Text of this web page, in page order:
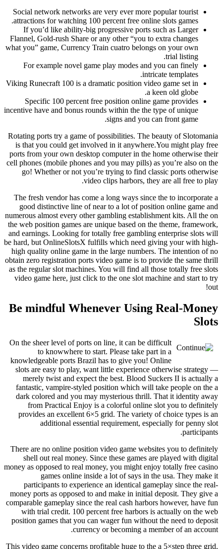
Social network networks are very ever more popular tourist
attractions for watching 100 percent free online slots games.
If you’d like ability-big progressive ports such as Larger
Flannel, Gold-rush Share or any other “you to extra changes
what you” game, Currency Train cuatro belongs on your own
trial listing.
For example novel game play modes and you can finely
intricate templates.
Viking Runecraft 100 is a dramatic position video game set in
a keen old globe.
Specific 100 percent free position online game provides
incentive have and bonus rounds within the the type of unique
signs and you can front game.
Rotating ports try a game of possibilities. The beauty of Slotomania
is that you could get involved in it anywhere.You might play free
ports from your own desktop computer in the home otherwise their
cell phones (mobile phones and you may pills) as you’re also on the
go! Whether or not you’re trying to find classic ports otherwise
video clips harbors, they are all free to play.
The fresh vendor has come a long ways since the to incorporate a
good distinctive line of near to a lot of position online game and
numerous almost every other gambling establishment kits. All the on
the web position games are unique based on the theme, framework,
and earnings. Looking for totally free gambling enterprise slots will
be hard, but OnlineSlotsX fulfills which need giving your with high-
high quality online game in the large numbers. The intention of no
obtain zero registration ports video game is to provide the same thrill
as the regular slot machines. You will find all those totally free slots
video game here, just click to the one slot machine and start to try
out!
Be mindful Whenever Using Real-Money
Slots
On the sheer level of ports on line, it can be difficult
to knowwhere to start. Please take part in a
knowledgeable ports Brazil has to give you! Online
slots are easy to play, want little experience otherwise strategy —
merely twist and expect the best. Blood Suckers II is actually a
fantastic, vampire-styled position which will take people on the a
dark colored and you may mysterious thrill. That it identity away
from Practical Enjoy is a colorful online slot you to definitely
provides an excellent 6×5 grid. The variety of choice types is an
additional essential requirement, especially for penny slot
participants.
There are no online position video game websites you to definitely
shell out real money. Since these games are played with digital
money as opposed to real money, you might enjoy totally free casino
games online inside a lot of says in the usa. They make it
participants to experience an identical gameplay since the real-
money ports as opposed to and make in initial deposit. They give a
comparable gameplay since the real cash harbors however, have fun
with trial credit. 100 percent free harbors is actually on the web
position games that you can wager fun without the need to deposit
currency or becoming a member of an account.
This video game concerns profitable huge to the a 5×step three grid,